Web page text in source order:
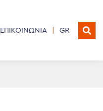
ΕΠΙΚΟΙΝΩΝΙΑ GR